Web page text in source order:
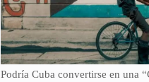
Podría Cuba convertirse en una